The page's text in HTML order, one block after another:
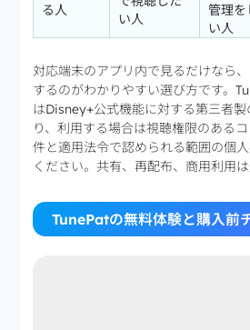
る人
い人
管理を
い人
対応端末のアプリ内で見るだけなら
するのがわかりやすい選び方です。
はDisney+公式機能に対する第三者製
り、利用する場合は視聴権限のある
件と適用法令で認められる範囲の個
ください。共有、再配布、商用利用は
TunePatの無料体験と購入前